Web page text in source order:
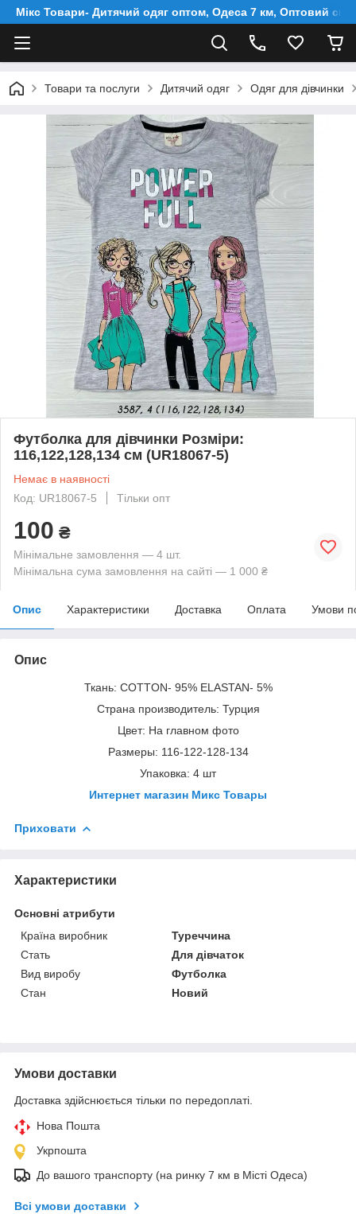
Мікс Товари- Дитячий одяг оптом, Одеса 7 км, Оптовий
Товари та послуги Дитячий одяг Одяг для дівчинки
Футболка для дівчинки Розміри:
116,122,128,134 см (UR18067-5)
Немає в наявності
Код: UR18067-5
Тільки опт
100 ₴
Мінімальне замовлення — 4 шт.
Мінімальна сума замовлення на сайті — 1 000 ₴
Опис Характеристики Доставка Оплата Умови
Опис
Ткань: COTTON- 95% ELASTAN- 5%
Страна производитель: Турция
Цвет: На главном фото
Размеры: 116-122-128-134
Упаковка: 4 шт
Интернет магазин Микс Товары
Приховати
Характеристики
Основні атрибути
Країна виробник
Туреччина
Стать
Для дівчаток
Вид виробу
Футболка
Стан
Новий
Умови доставки
Доставка здійснюється тільки по передоплаті.
Нова Пошта
Укрпошта
До вашого транспорту (на ринку 7 км в Місті Одеса)
Всі умови доставки